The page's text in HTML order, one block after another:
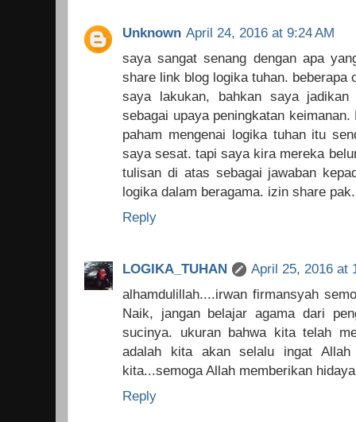
Unknown April 24, 2016 at 9:24 AM
saya sangat senang dengan apa
share link blog logika tuhan. beberapa
saya lakukan, bahkan saya
sebagai upaya peningkatan
paham mengenai logika tuhan itu
saya sesat. tapi saya kira mereka
tulisan di atas sebagai jawaban
logika dalam beragama. izin share pak.
Reply
LOGIKA_TUHAN
April 25, 2016 at
alhamdulillah....irwan firmansyah
Naik, jangan belajar agama dari
sucinya. ukuran bahwa kita telah
adalah kita akan selalu ingat
kita...semoga Allah memberikan
Reply